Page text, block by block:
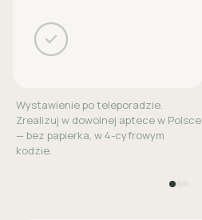
Wystawienie po teleporadzie.
Zrealizuj w dowolnej aptece w Polsce
— bez papierka, w 4-cyfrowym
kodzie.